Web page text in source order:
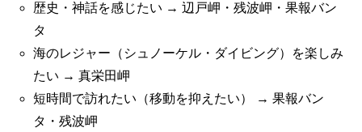
歴史・神話を感じたい → 辺戸岬・残波岬・果報バン
タ
海のレジャー（シュノーケル・ダイビング）を楽しみ
たい → 真栄田岬
短時間で訪れたい（移動を抑えたい） → 果報バン
タ・残波岬